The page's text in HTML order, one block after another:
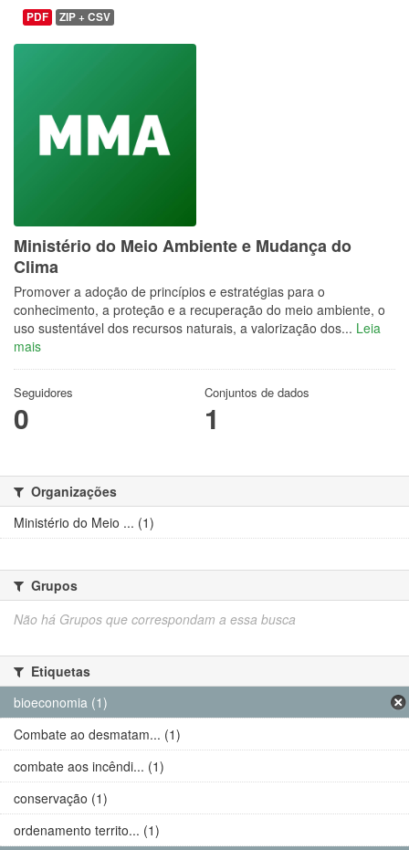
PDF ZIP + CSV
Ministério do Meio Ambiente e Mudança do
Clima
Promover a adoção de princípios e estratégias para o
conhecimento, a proteção e a recuperação do meio ambiente, o
uso sustentável dos recursos naturais, a valorização dos... Leia
mais
Seguidores
0
Conjuntos de dados
1
Organizações
Ministério do Meio ... (1)
Grupos
Não há Grupos que correspondam a essa busca
Etiquetas
bioeconomia (1)
Combate ao desmatam... (1)
combate aos incêndi... (1)
conservação (1)
ordenamento territo... (1)